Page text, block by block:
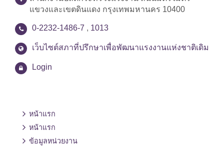
แขวงและเขตดินแดง กรุงเทพมหานคร 10400
0-2232-1486-7 , 1013
เว็บไซต์สภาที่ปรึกษาเพื่อพัฒนาแรงงานแห่งชาติเดิม
Login
หน้าแรก
หน้าแรก
ข้อมูลหน่วยงาน